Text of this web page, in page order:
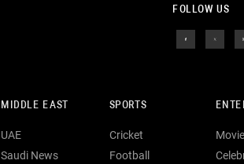
FOLLOW US
MIDDLE EAST
UAE
Saudi News
SPORTS
Cricket
Football